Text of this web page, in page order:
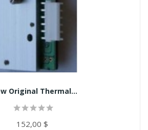
Original Thermal...
152,00 $